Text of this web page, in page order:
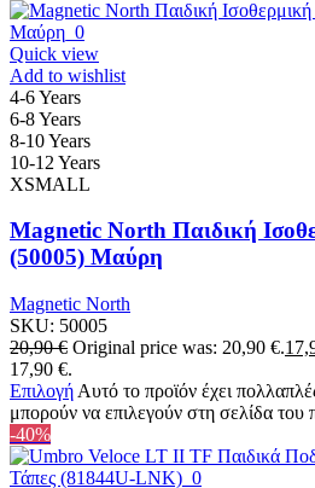
Quick view
Add to wishlist
4-6 Years
6-8 Years
8-10 Years
10-12 Years
XSMALL
Magnetic North Παιδική
(50005) Μαύρη
Magnetic North
SKU: 50005
20,90€ Original price was: 20,90 €.
17,90 €.
Επιλογή Αυτό το προϊόν έχει
μπορούν να επιλεγούν στη σελίδα του
-40%